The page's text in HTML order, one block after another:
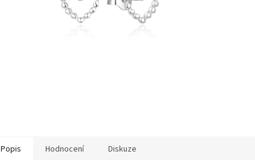
Popis Hodnocení Diskuze